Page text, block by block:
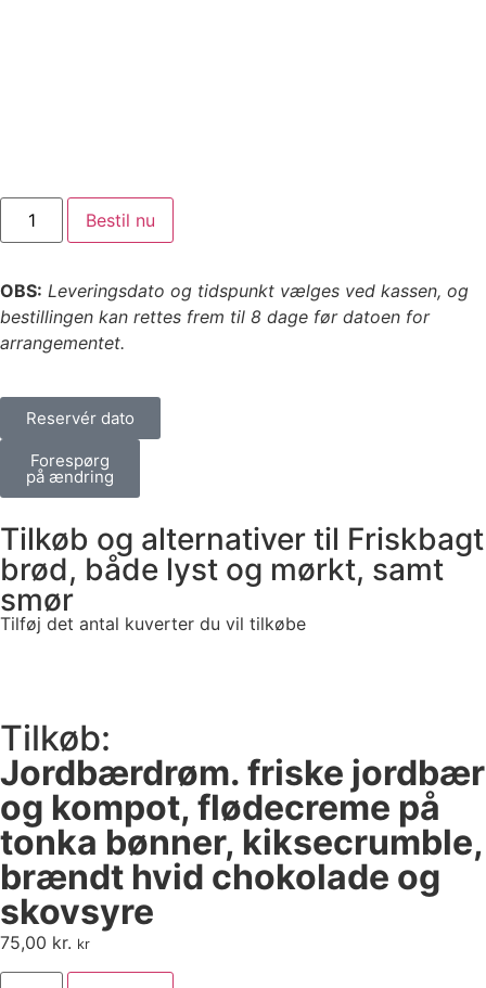
Bestil nu
OBS: Leveringsdato og tidspunkt vælges ved kassen, og
bestillingen kan rettes frem til 8 dage før datoen for
arrangementet.
Reservér dato
Forespørg
på ændring
Tilkøb og alternativer til Friskbagt
brød, både lyst og mørkt, samt
smør
Tilføj det antal kuverter du vil tilkøbe
Tilkøb:
Jordbærdrøm. friske jordbær
og kompot, flødecreme på
tonka bønner, kiksecrumble,
brændt hvid chokolade og
skovsyre
75,00 kr. kr